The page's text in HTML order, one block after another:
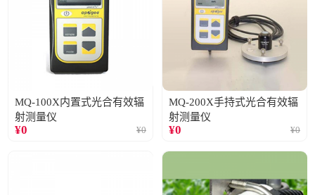
MQ-100X内置式光合有效辐
射测量仪
¥0 ¥0
MQ-200X手持式光合有效辐
射测量仪
¥0 ¥0